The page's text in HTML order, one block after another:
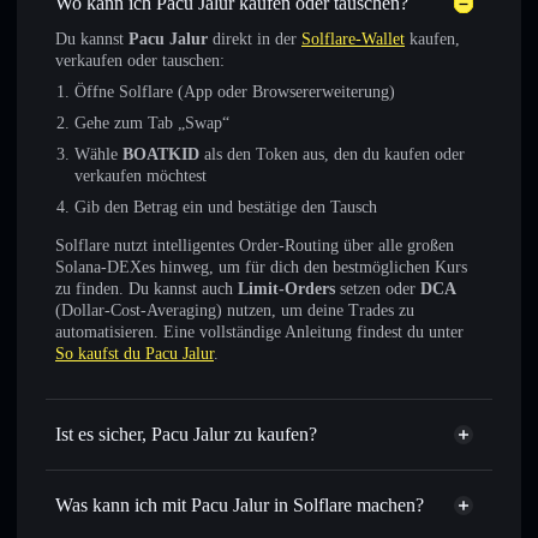
Du kannst Pacu Jalur direkt in der Solflare-Wallet kaufen,
verkaufen oder tauschen:
Öffne Solflare (App oder Browsererweiterung)
Gehe zum Tab „Swap“
Wähle BOATKID als den Token aus, den du kaufen oder
verkaufen möchtest
Gib den Betrag ein und bestätige den Tausch
Solflare nutzt intelligentes Order-Routing über alle großen
Solana-DEXes hinweg, um für dich den bestmöglichen Kurs
zu finden. Du kannst auch Limit-Orders setzen oder DCA
(Dollar-Cost-Averaging) nutzen, um deine Trades zu
automatisieren. Eine vollständige Anleitung findest du unter
So kaufst du Pacu Jalur.
Ist es sicher, Pacu Jalur zu kaufen?
Pacu Jalur verifizierter Token
Was kann ich mit Pacu Jalur in Solflare machen?